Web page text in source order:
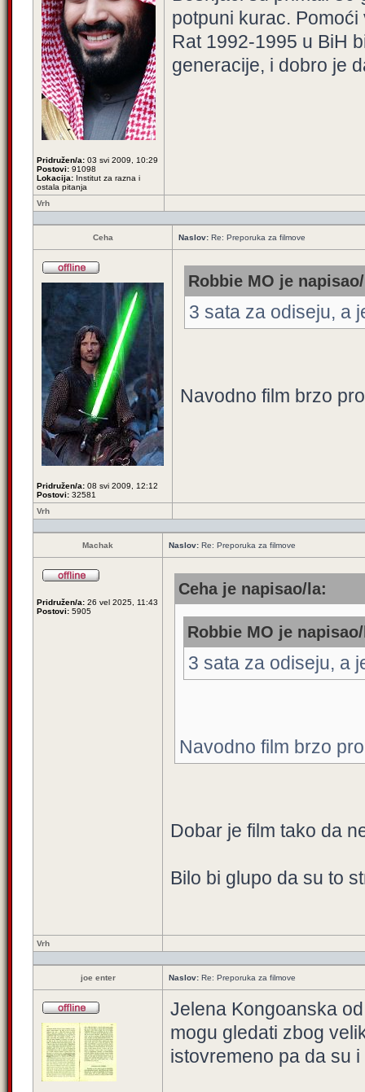
Pridružen/a: 03 svi 2009, 10:29
Postovi: 91098
Lokacija: Institut za razna i
ostala pitanja
potpuni kurac. Pomoći
Rat 1992-1995 u BiH
generacije, i dobro je
Vrh
Ceha Naslov: Re: Preporuka za filmove
Pridružen/a: 08 svi 2009, 12:12
Postovi: 32581
Robbie MO je
3 sata za odiseju, a
Navodno film brzo
Vrh
Machak Naslov: Re: Preporuka za filmove
Pridružen/a: 26 vel 2025, 11:43
Postovi: 5905
Ceha je napisao/la:
Robbie MO je
3 sata za odiseju, a
Navodno film brzo
Dobar je film tako da
Bilo bi glupo da su to
Vrh
joe enter Naslov: Re: Preporuka za filmove
Jelena Kongoanska
mogu gledati zbog
istovremeno pa da su